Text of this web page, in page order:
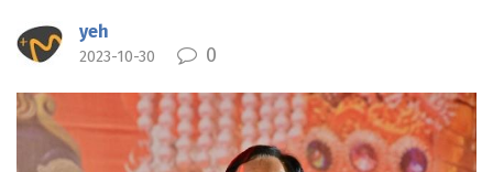
yeh
2023-10-30 0